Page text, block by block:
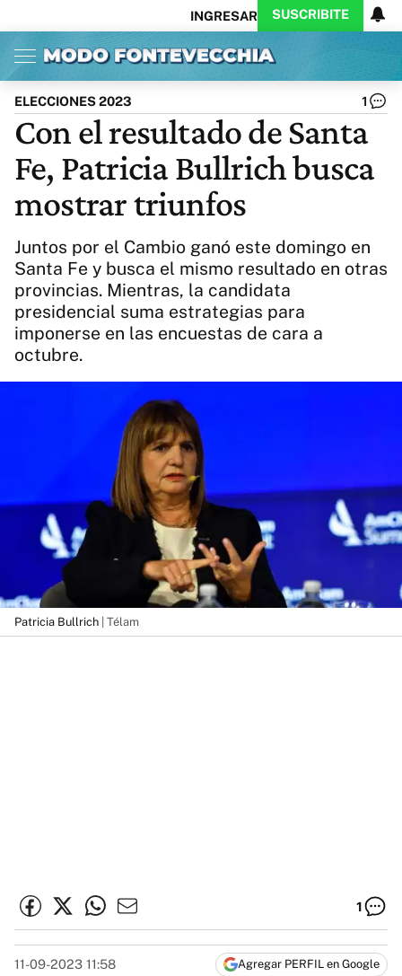
INGRESAR SUSCRIBITE
Inicio Ahora
Opinión
Política
Ciencia
Cultura
Arte
Educación
Internacional
Clima
Deportes
CARAS
Exitoina
Turismo
Videos
Córdoba
Business
Noticias
Caras
Exitoina
Gaming
Vivo
Diario del Juicio
Actualidad
ELECCIONES 2023 1
Con el resultado de Santa
Fe, Patricia Bullrich busca
mostrar triunfos
Juntos por el Cambio ganó este domingo en
Santa Fe y busca el mismo resultado en otras
provincias. Mientras, la candidata
presidencial suma estrategias para
imponerse en las encuestas de cara a
octubre.
Patricia Bullrich | Télam
1
11-09-2023 11:58 Agregar PERFIL en Google